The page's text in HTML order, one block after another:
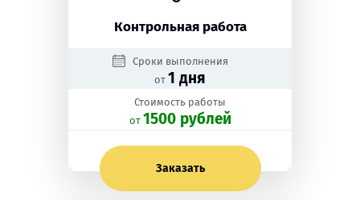
Контрольная работа
Сроки выполнения
от 1 дня
Стоимость работы
oт 1500 рублей
Заказать